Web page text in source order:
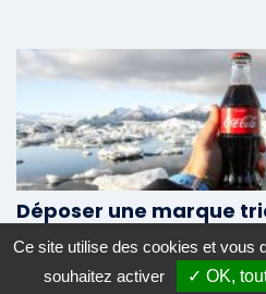
Déposer une marque
PROPRIETE INTELLECTUELLE
Ce site utilise des cookies et vous
souhaitez activer
✓ OK,